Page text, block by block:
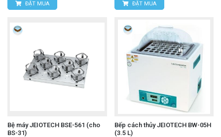
ĐẶT MUA ĐẶT MUA
Bệ máy JEIOTECH BSE-561 (cho
BS-31)
Bếp cách thủy JEIOTECH BW-05H
(3.5 L)